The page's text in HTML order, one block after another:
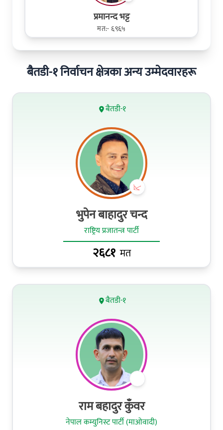
प्रमानन्द भट्ट
मत:- ६९६५
बैतडी-१ निर्वाचन क्षेत्रका अन्य उम्मेदवारहरू
बैतडी-१
भुपेन बाहादुर चन्द
राष्ट्रिय प्रजातन्त्र पार्टी
२६८१ मत
बैतडी-१
राम बहादुर कुँवर
नेपाल कम्युनिस्ट पार्टी (माओवादी)